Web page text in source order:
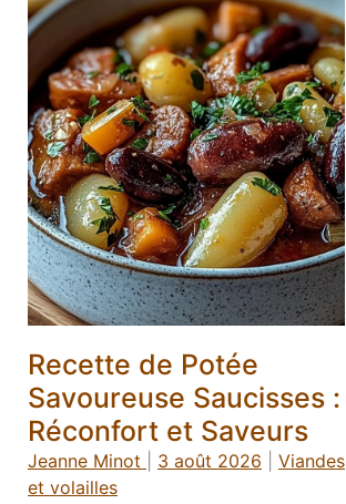
Recette de Potée
Savoureuse Saucisses :
Réconfort et Saveurs
Jeanne Minot 3 août 2026
Viandes
et volailles